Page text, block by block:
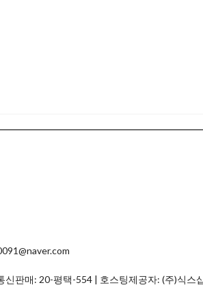
신판매: 20-평택-554 | 호스팅제공자: (주)식스